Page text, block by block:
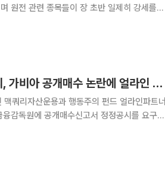
원전 관련 종목들이 장 초반 일제히 강세를
"예측정보 공개는 오히려 위법"…맥쿼리, 가비아 공개매수 논란에 얼라인 반박
쿼리자산운용과 행동주의 펀드 얼라인파트너
감독원에 공개매수신고서 정정공시를 요구하